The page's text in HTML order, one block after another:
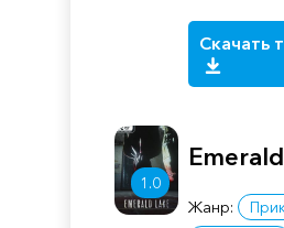
Скачать
1.0
Жанр: